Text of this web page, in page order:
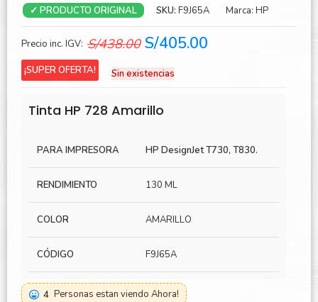
✓ PRODUCTO ORIGINAL SKU: F9J65A Marca: HP
Precio inc. IGV: S/438.00 El
original
S/438.00.
S/405.00
¡SUPER OFERTA! Sin existencias
Tinta HP 728 Amarillo
PARA IMPRESORA HP DesignJet T730, T830.
RENDIMIENTO 130 ML
COLOR AMARILLO
CÓDIGO F9J65A
4 Personas estan viendo Ahora!